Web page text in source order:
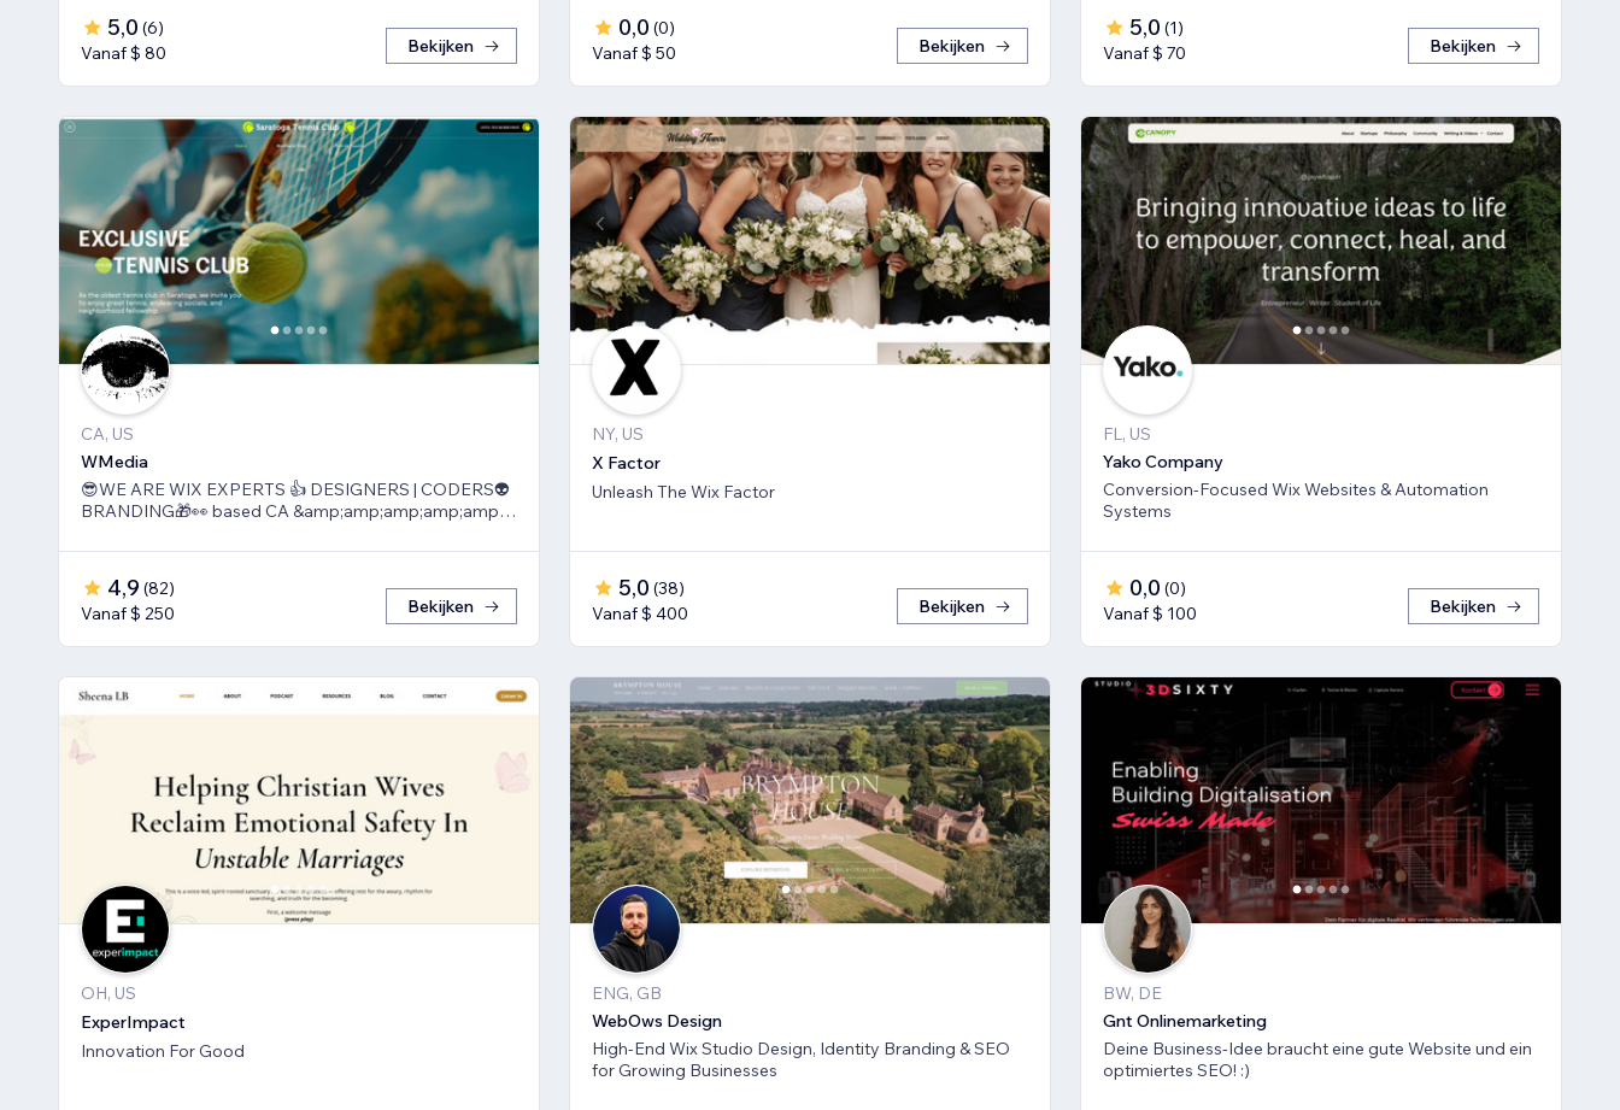
5,0 (6)
Vanaf $ 80
Bekijken
0,0 (0)
Vanaf $ 50
Bekijken
5,0 (1)
Vanaf $ 70
Bekijken
CA, US
WMedia
😎WE ARE WIX EXPERTS 👍 DESIGNERS | CODERS👽
BRANDING🎁👀 based CA &amp;amp;amp;amp;amp;
4,9 (82)
Vanaf $ 250
Bekijken
NY, US
X Factor
Unleash The Wix Factor
5,0 (38)
Vanaf $ 400
Bekijken
FL, US
Yako Company
Conversion-Focused Wix Websites & Automation
Systems
0,0 (0)
Vanaf $ 100
Bekijken
OH, US
ExperImpact
Innovation For Good
ENG, GB
WebOws Design
High-End Wix Studio Design, Identity Branding & SEO
for Growing Businesses
BW, DE
Gnt Onlinemarketing
Deine Business-Idee braucht eine gute Website und ein
optimiertes SEO! :)